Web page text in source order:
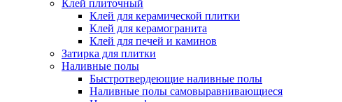
Клей плиточный
Клей для керамической плитки
Клей для керамогранита
Клей для печей и каминов
Затирка для плитки
Наливные полы
Быстротвердеющие наливные полы
Наливные полы самовыравнивающиеся